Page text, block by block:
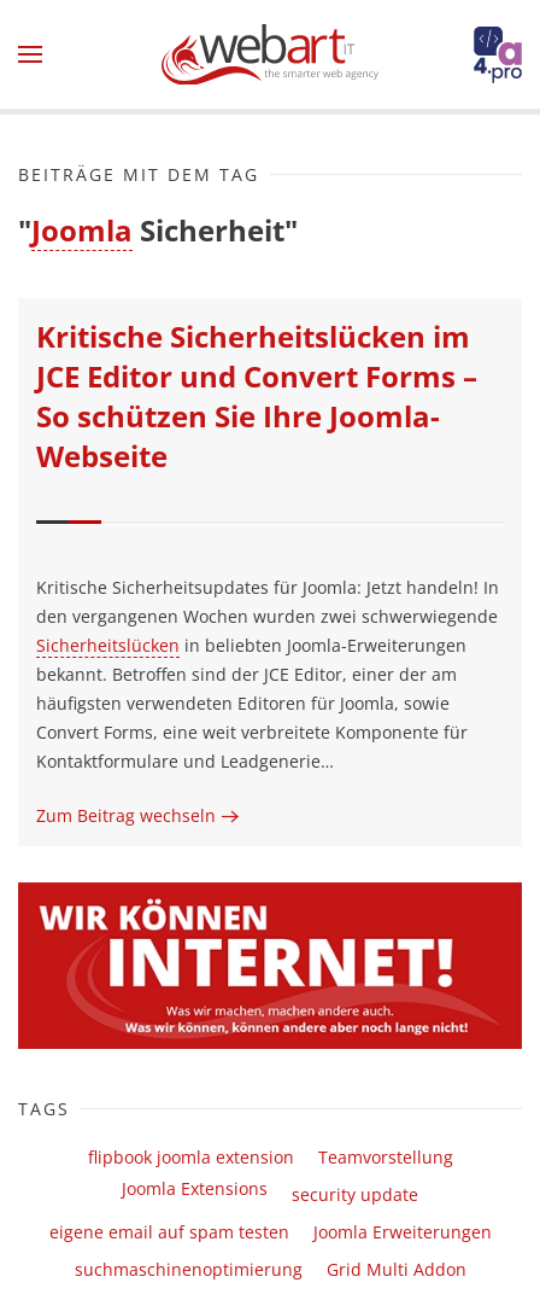
Zum Hauptinhalt springen
BEITRÄGE MIT DEM TAG
"Joomla Sicherheit"
Kritische Sicherheitslücken im
JCE Editor und Convert Forms –
So schützen Sie Ihre Joomla-
Webseite
Kritische Sicherheitsupdates für Joomla: Jetzt handeln! In
den vergangenen Wochen wurden zwei schwerwiegende
Sicherheitslücken in beliebten Joomla-Erweiterungen
bekannt. Betroffen sind der JCE Editor, einer der am
häufigsten verwendeten Editoren für Joomla, sowie
Convert Forms, eine weit verbreitete Komponente für
Kontaktformulare und Leadgenerie…
Zum Beitrag wechseln
TAGS
flipbook joomla extension
Teamvorstellung
Joomla Extensions
security update
eigene email auf spam testen
Joomla Erweiterungen
suchmaschinenoptimierung
Grid Multi Addon